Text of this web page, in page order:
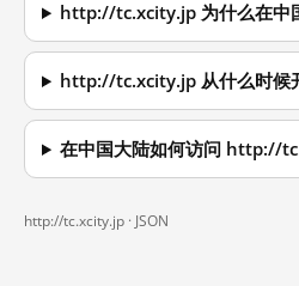
http://tc.xcity.jp 为什么在中
http://tc.xcity.jp 从什么时候
在中国大陆如何访问 http://
http://tc.xcity.jp · JSON